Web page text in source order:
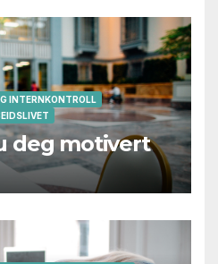
INTERNKONTROLL
deg motivert